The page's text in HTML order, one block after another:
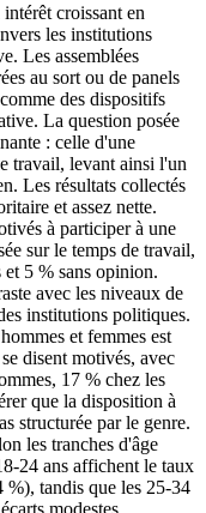
croissant en
les institutions
Les assemblées
au sort ou de panels
des dispositifs
La question posée
: celle d'une
travail, levant ainsi l'un
Les résultats collectés
et assez nette.
à participer à une
sur le temps de travail,
5 % sans opinion.
avec les niveaux de
institutions politiques.
et femmes est
disent motivés, avec
17 % chez les
que la disposition à
structurée par le genre.
les tranches d'âge
24 ans affichent le taux
%), tandis que les 25-34
modestes